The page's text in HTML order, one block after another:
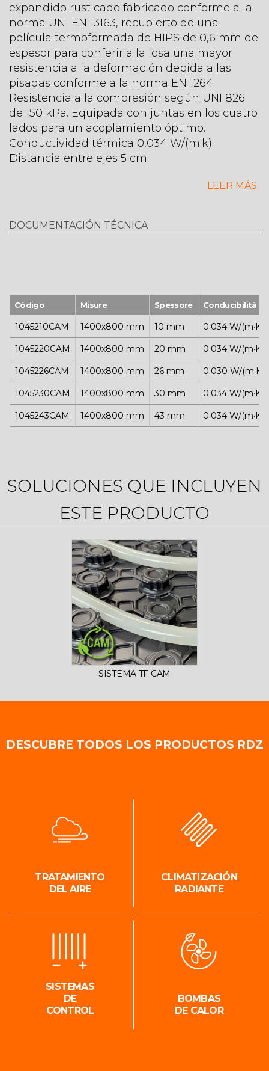
expandido rusticado fabricado conforme a la
norma UNI EN 13163, recubierto de una
película termoformada de HIPS de 0,6 mm de
espesor para conferir a la losa una mayor
resistencia a la deformación debida a las
pisadas conforme a la norma EN 1264.
Resistencia a la compresión según UNI 826
de 150 kPa. Equipada con juntas en los cuatro
lados para un acoplamiento óptimo.
Conductividad térmica 0,034 W/(m.k).
Distancia entre ejes 5 cm.
LEER MÁS
DOCUMENTACIÓN TÉCNICA
Código Misure Spessore Conducibilità
1045210CAM 1400x800 mm 10 mm 0.034 W/(m·K)
1045220CAM 1400x800 mm 20 mm 0.034 W/(m·K)
1045226CAM 1400x800 mm 26 mm 0.030 W/(m·K)
1045230CAM 1400x800 mm 30 mm 0.034 W/(m·K)
1045243CAM 1400x800 mm 43 mm 0.034 W/(m·K)
SOLUCIONES QUE INCLUYEN
ESTE PRODUCTO
SISTEMA TF CAM
DESCUBRE TODOS LOS PRODUCTOS RDZ
TRATAMIENTO
DEL AIRE
CLIMATIZACIÓN
RADIANTE
SISTEMAS
DE
CONTROL
BOMBAS
DE CALOR